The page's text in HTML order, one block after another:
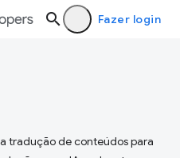
Fazer login
tradução de conteúdos para